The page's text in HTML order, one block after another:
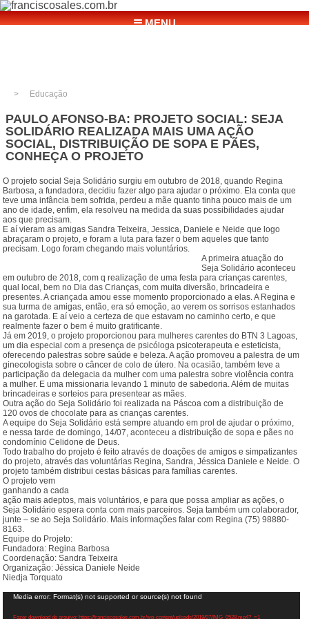
☰ MENU
Educação
PAULO AFONSO-BA: PROJETO SOCIAL: SEJA
SOLIDÁRIO REALIZADA MAIS UMA AÇÃO
SOCIAL, DISTRIBUIÇÃO DE SOPA E PÃES,
CONHEÇA O PROJETO
O projeto social Seja Solidário surgiu em outubro de 2018, quando Regina
Barbosa, a fundadora, decidiu fazer algo para ajudar o próximo. Ela conta que
teve uma infância bem sofrida, perdeu a mãe quanto tinha pouco mais de um
ano de idade, enfim, ela resolveu na medida da suas possibilidades ajudar
aos que precisam.
E aí vieram as amigas Sandra Teixeira, Jessica, Daniele e Neide que logo
abraçaram o projeto, e foram a luta para fazer o bem aqueles que tanto
precisam. Logo foram chegando mais voluntários.
A primeira atuação do
Seja Solidário aconteceu
em outubro de 2018, com q realização de uma festa para crianças carentes,
qual local, bem no Dia das Crianças, com muita diversão, brincadeira e
presentes. A criançada amou esse momento proporcionado a elas. A Regina e
sua turma de amigas, então, era só emoção, ao verem os sorrisos estanhados
na garotada. E aí veio a certeza de que estavam no caminho certo, e que
realmente fazer o bem é muito gratificante.
Já em 2019, o projeto proporcionou para mulheres carentes do BTN 3 Lagoas,
um dia especial com a presença de psicóloga psicoterapeuta e esteticista,
oferecendo palestras sobre saúde e beleza. A ação promoveu a palestra de um
ginecologista sobre o câncer de colo de útero. Na ocasião, também teve a
participação da delegacia da mulher com uma palestra sobre violência contra
a mulher. E uma missionaria levando 1 minuto de sabedoria. Além de muitas
brincadeiras e sorteios para presentear as mães.
Outra ação do Seja Solidário foi realizada na Páscoa com a distribuição de
120 ovos de chocolate para as crianças carentes.
A equipe do Seja Solidário está sempre atuando em prol de ajudar o próximo,
e nessa tarde de domingo, 14/07, aconteceu a distribuição de sopa e pães no
condomínio Celidone de Deus.
Todo trabalho do projeto é feito através de doações de amigos e simpatizantes
do projeto, através das voluntárias Regina, Sandra, Jéssica Daniele e Neide. O
projeto também distribui cestas básicas para famílias carentes.
O projeto vem
ganhando a cada
ação mais adeptos, mais voluntários, e para que possa ampliar as ações, o
Seja Solidário espera conta com mais parceiros. Seja também um colaborador,
junte – se ao Seja Solidário. Mais informações falar com Regina (75) 98880-
8163.
Equipe do Projeto:
Fundadora: Regina Barbosa
Coordenação: Sandra Teixeira
Organização: Jéssica Daniele Neide
Niedja Torquato
Tocador
vídeo
Media error: Format(s) not supported or source(s) not found
Fazer download do arquivo: https://franciscosales.com.br/wp-content/uploads/2019/07/IMG_0528.mp4?_=1